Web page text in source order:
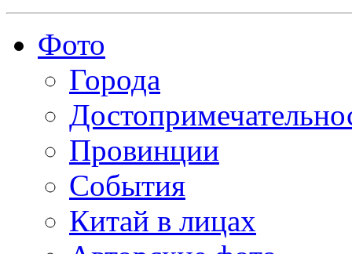
Фото
Города
Провинции
События
Китай в лицах